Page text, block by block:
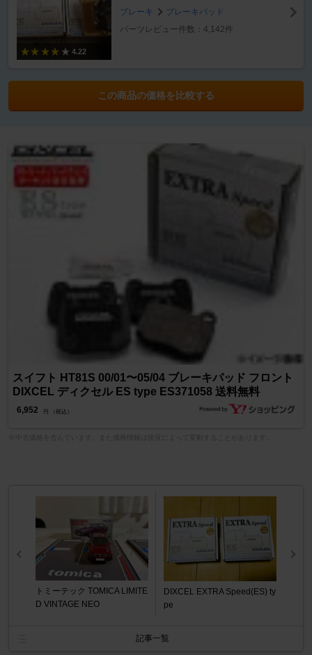
4.22
ブレーキ
ブレーキパッド
パーツレビュー件数：4,142件
この商品の価格を比較する
スイフト HT81S 00/01〜05/04 ブレーキパッド フロント
DIXCEL ディクセル ES type ES371058 送料無料
6,952 円 （税込）
トミーテック TOMICA LIMITE
D VINTAGE NEO
DIXCEL EXTRA Speed(ES) ty
pe
記事一覧